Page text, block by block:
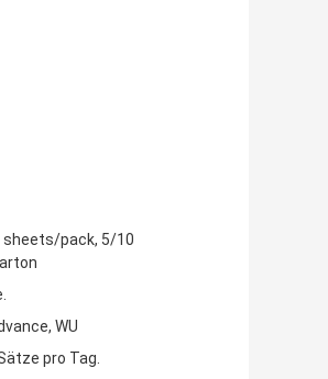
sheets/pack, 5/10
WU
pro Tag.